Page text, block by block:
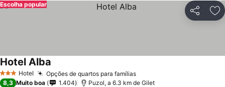
Partilhar
Escolha popular
3 EstrelasHotel Opções de quartos para famílias
Hotel Alba
8,3 Muito boa 1.404 Puzol, a 6.3 km de Gilet